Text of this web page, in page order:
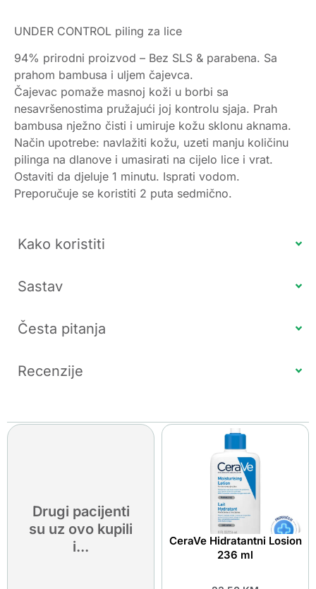
UNDER CONTROL piling za lice
94% prirodni proizvod – Bez SLS & parabena. Sa
prahom bambusa i uljem čajevca.
Čajevac pomaže masnoj koži u borbi sa
nesavršenostima pružajući joj kontrolu sjaja. Prah
bambusa nježno čisti i umiruje kožu sklonu aknama.
Način upotrebe: navlažiti kožu, uzeti manju količinu
pilinga na dlanove i umasirati na cijelo lice i vrat.
Ostaviti da djeluje 1 minutu. Isprati vodom.
Preporučuje se koristiti 2 puta sedmično.
Kako koristiti
Sastav
Česta pitanja
Recenzije
Drugi pacijenti
su uz ovo kupili
i...
CeraVe Hidratantni Losion
236 ml